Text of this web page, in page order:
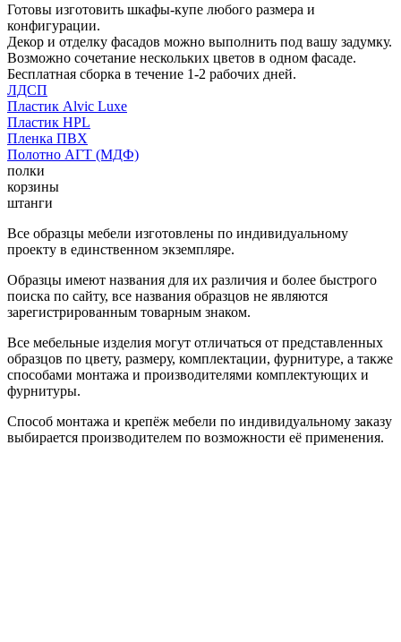
Готовы изготовить шкафы-купе любого размера и
конфигурации.
Декор и отделку фасадов можно выполнить под вашу задумку.
Возможно сочетание нескольких цветов в одном фасаде.
Бесплатная сборка в течение 1-2 рабочих дней.
ЛДСП
Пластик Alvic Luxe
Пластик HPL
Пленка ПВХ
Полотно АГТ (МДФ)
полки
корзины
штанги
Все образцы мебели изготовлены по индивидуальному
проекту в единственном экземпляре.
Образцы имеют названия для их различия и более быстрого
поиска по сайту, все названия образцов не являются
зарегистрированным товарным знаком.
Все мебельные изделия могут отличаться от представленных
образцов по цвету, размеру, комплектации, фурнитуре, а также
способами монтажа и производителями комплектующих и
фурнитуры.
Способ монтажа и крепёж мебели по индивидуальному заказу
выбирается производителем по возможности её применения.